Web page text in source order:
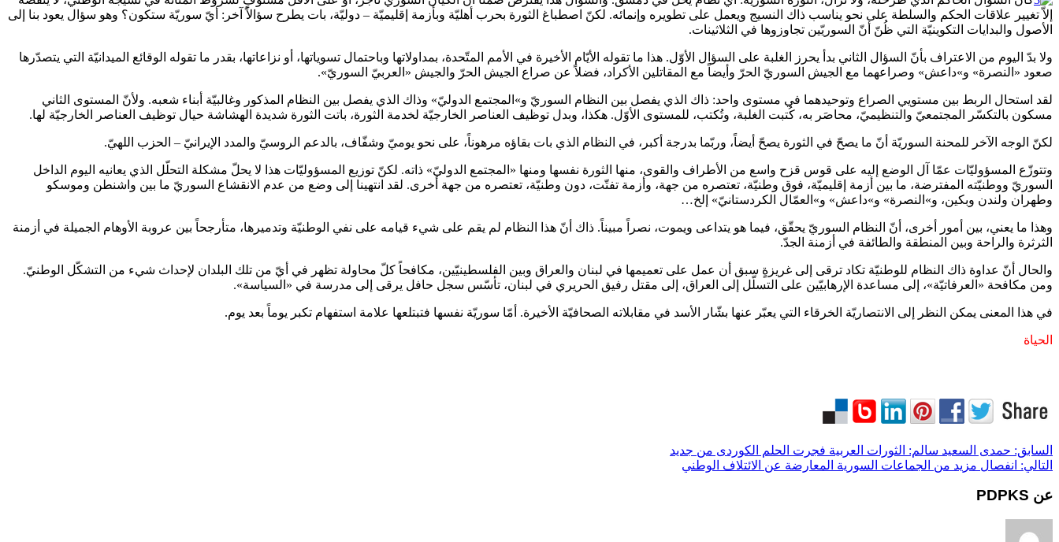
إلاّ تغيير علاقات الحكم والسلطة على نحو يناسب ذاك النسيج ويعمل على تطويره وإنمائه. لكنّ اصطباغ الثورة بحرب أهليّة وبأزمة إقليميّة – دوليّة، بات يطرح سؤالاً آخر: أيّ سوريّة ستكون؟ وهو سؤال يعود بنا إلى
الأصول والبدايات التكوينيّة التي ظُنّ أنّ السوريّين تجاوزوها في الثلاثينات.
ولا بدّ اليوم من الاعتراف بأنّ السؤال الثاني بدأ يحرز الغلبة على السؤال الأوّل. هذا ما تقوله الأيّام الأخيرة في الأمم المتّحدة، بمداولاتها وباحتمال تسوياتها، أو نزاعاتها، بقدر ما تقوله الوقائع الميدانيّة التي يتصدّرها
صعود «النصرة» و»داعش» وصراعهما مع الجيش السوريّ الحرّ وأيضاً مع المقاتلين الأكراد، فضلاً عن صراع الجيش الحرّ والجيش «العربيّ السوريّ».
لقد استحال الربط بين مستويي الصراع وتوحيدهما في مستوى واحد: ذاك الذي يفصل بين النظام السوريّ و»المجتمع الدوليّ» وذاك الذي يفصل بين النظام المذكور وغالبيّة أبناء شعبه. ولأنّ المستوى الثاني
مسكون بالتكسّر المجتمعيّ والتنظيميّ، محاصَر به، كُتبت الغلبة، وتُكتب، للمستوى الأوّل. هكذا، وبدل توظيف العناصر الخارجيّة لخدمة الثورة، باتت الثورة شديدة الهشاشة حيال توظيف العناصر الخارجيّة لها.
لكنّ الوجه الآخر للمحنة السوريّة أنّ ما يصحّ في الثورة يصحّ أيضاً، وربّما بدرجة أكبر، في النظام الذي بات بقاؤه مرهوناً، على نحو يوميّ وشفّاف، بالدعم الروسيّ والمدد الإيرانيّ – الحزب اللهيّ.
وتتوزّع المسؤوليّات عمّا آل الوضع إليه على قوس قزح واسع من الأطراف والقوى، منها الثورة نفسها ومنها «المجتمع الدوليّ» ذاته. لكنّ توزيع المسؤوليّات هذا لا يحلّ مشكلة التحلّل الذي يعانيه اليوم الداخل
السوريّ ووطنيّته المفترضة، ما بين أزمة إقليميّة، فوق وطنيّة، تعتصره من جهة، وأزمة تفتّت، دون وطنيّة، تعتصره من جهة أخرى. لقد انتهينا إلى وضع من عدم الانقشاع السوريّ ما بين واشنطن وموسكو
وطهران ولندن وبكين، و»النصرة» و»داعش» و»العمّال الكردستانيّ» إلخ…
وهذا ما يعني، بين أمور أخرى، أنّ النظام السوريّ يحقّق، فيما هو يتداعى ويموت، نصراً مبيناً. ذاك أنّ هذا النظام لم يقم على شيء قيامه على نفي الوطنيّة وتدميرها، متأرجحاً بين عروبة الأوهام الجميلة في أزمنة
الثرثرة والراحة وبين المنطقة والطائفة في أزمنة الجدّ.
والحال أنّ عداوة ذاك النظام للوطنيّة تكاد ترقى إلى غريزةٍ سبق أن عمل على تعميمها في لبنان والعراق وبين الفلسطينيّين، مكافحاً كلّ محاولة تظهر في أيّ من تلك البلدان لإحداث شيء من التشكّل الوطنيّ.
ومن مكافحة «العرفاتيّة»، إلى مساعدة الإرهابيّين على التسلّل إلى العراق، إلى مقتل رفيق الحريري في لبنان، تأسّس سجل حافل يرقى إلى مدرسة في «السياسة».
في هذا المعنى يمكن النظر إلى الانتصاريّة الخرقاء التي يعبّر عنها بشّار الأسد في مقابلاته الصحافيّة الأخيرة. أمّا سوريّة نفسها فتبتلعها علامة استفهام تكبر يوماً بعد يوم.
الحياة
السابق: حمدى السعيد سالم: الثورات العربية فجرت الحلم الكوردى من جديد
التالي: انفصال مزيد من الجماعات السورية المعارضة عن الائتلاف الوطني
عن PDPKS